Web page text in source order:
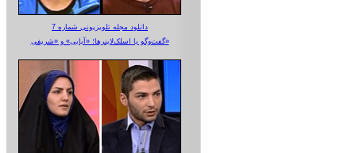
دانلود مجله تلویزیونی شماره 7
گفت‌وگو با اسلک‌لاینرها؛ «آبایی» و «شریفی»